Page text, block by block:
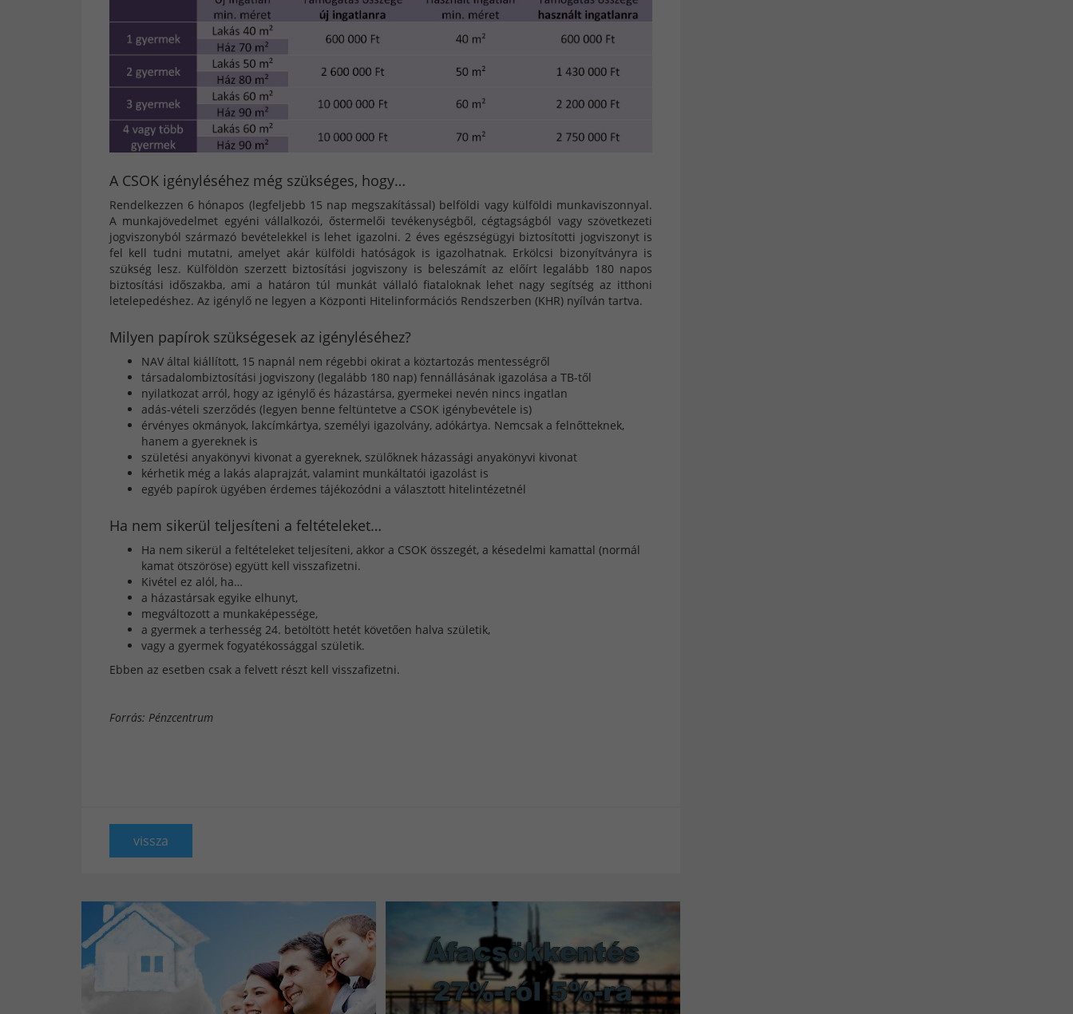
A CSOK igényléséhez még szükséges, hogy…
Rendelkezzen 6 hónapos (legfeljebb 15 nap megszakítással) belföldi vagy külföldi munkaviszonnyal.
A munkajövedelmet egyéni vállalkozói, őstermelői tevékenységből, cégtagságból vagy szövetkezeti
jogviszonyból származó bevételekkel is lehet igazolni. 2 éves egészségügyi biztosítotti jogviszonyt is
fel kell tudni mutatni, amelyet akár külföldi hatóságok is igazolhatnak. Erkölcsi bizonyítványra is
szükség lesz. Külföldön szerzett biztosítási jogviszony is beleszámít az előírt legalább 180 napos
biztosítási időszakba, ami a határon túl munkát vállaló fiataloknak lehet nagy segítség az itthoni
letelepedéshez. Az igénylő ne legyen a Központi Hitelinformációs Rendszerben (KHR) nyílván tartva.
Milyen papírok szükségesek az igényléséhez?
NAV által kiállított, 15 napnál nem régebbi okirat a köztartozás mentességről
társadalombiztosítási jogviszony (legalább 180 nap) fennállásának igazolása a TB-től
nyilatkozat arról, hogy az igénylő és házastársa, gyermekei nevén nincs ingatlan
adás-vételi szerződés (legyen benne feltüntetve a CSOK igénybevétele is)
érvényes okmányok, lakcímkártya, személyi igazolvány, adókártya. Nemcsak a felnőtteknek,
hanem a gyereknek is
születési anyakönyvi kivonat a gyereknek, szülőknek házassági anyakönyvi kivonat
kérhetik még a lakás alaprajzát, valamint munkáltatói igazolást is
egyéb papírok ügyében érdemes tájékozódni a választott hitelintézetnél
Ha nem sikerül teljesíteni a feltételeket…
Ha nem sikerül a feltételeket teljesíteni, akkor a CSOK összegét, a késedelmi kamattal (normál
kamat ötszöröse) együtt kell visszafizetni.
Kivétel ez alól, ha…
a házastársak egyike elhunyt,
megváltozott a munkaképessége,
a gyermek a terhesség 24. betöltött hetét követően halva születik,
vagy a gyermek fogyatékossággal születik.
Ebben az esetben csak a felvett részt kell visszafizetni.
Forrás: Pénzcentrum
vissza